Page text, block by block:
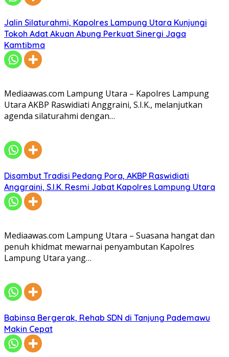
Jalin Silaturahmi, Kapolres Lampung Utara Kunjungi
Tokoh Adat Akuan Abung Perkuat Sinergi Jaga
Kamtibma
Mediaawas.com Lampung Utara – Kapolres Lampung
Utara AKBP Raswidiati Anggraini, S.I.K., melanjutkan
agenda silaturahmi dengan…
Disambut Tradisi Pedang Pora, AKBP Raswidiati
Anggraini, S.I.K. Resmi Jabat Kapolres Lampung Utara
Mediaawas.com Lampung Utara – Suasana hangat dan
penuh khidmat mewarnai penyambutan Kapolres
Lampung Utara yang…
Babinsa Bergerak, Rehab SDN di Tanjung Pademawu
Makin Cepat